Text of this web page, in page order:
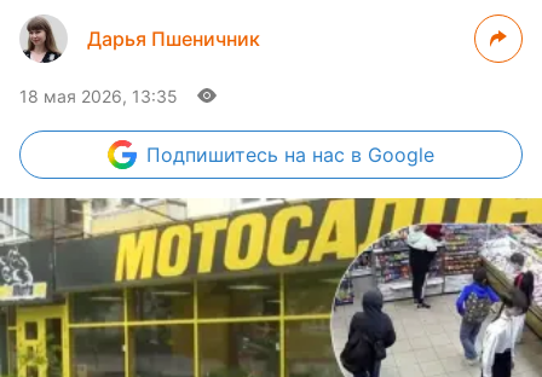
Дарья Пшеничник
18 мая 2026, 13:35
Подпишитесь на нас в Google